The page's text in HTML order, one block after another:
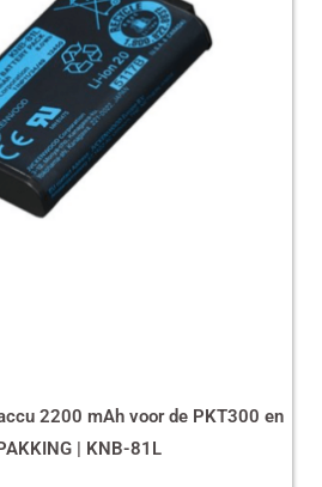
2200 mAh voor de PKT300 en
| KNB-81L